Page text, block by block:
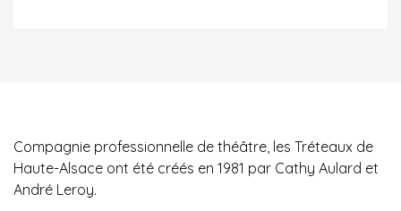
Compagnie professionnelle de théâtre, les Tréteaux de
Haute-Alsace ont été créés en 1981 par Cathy Aulard et
André Leroy.